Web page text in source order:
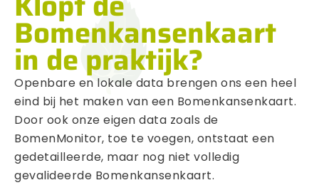
Bomenkansenkaart
in de praktijk?
Openbare en lokale data brengen ons een heel
eind bij het maken van een Bomenkansenkaart.
Door ook onze eigen data zoals de
BomenMonitor, toe te voegen, ontstaat een
gedetailleerde, maar nog niet volledig
gevalideerde Bomenkansenkaart.